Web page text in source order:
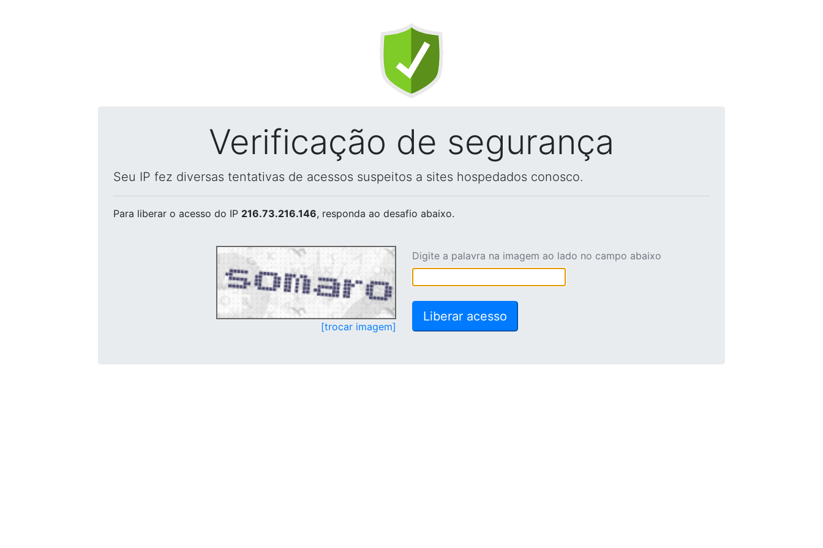
Verificação de segurança
Seu IP fez diversas tentativas de acessos suspeitos a sites hospedados conosco.
Para liberar o acesso do IP 216.73.216.146, responda ao desafio abaixo.
[trocar imagem]
Digite a palavra na imagem ao lado no campo abaixo